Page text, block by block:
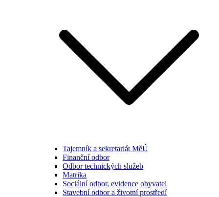
Tajemník a sekretariát MěÚ
Finanční odbor
Odbor technických služeb
Matrika
Sociální odbor, evidence obyvatel
Stavební odbor a životní prostředí